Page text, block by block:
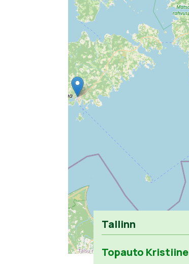
Tallinn
Topauto Kristiine